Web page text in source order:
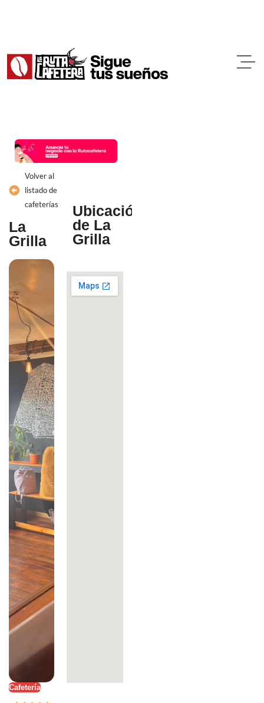
Volver al
listado de
cafeterías
La
Grilla
Cafetería
Ubicación
de La
Grilla